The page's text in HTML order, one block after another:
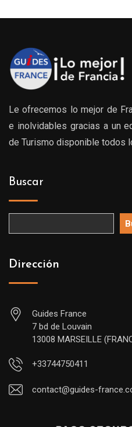
Le ofrecemos lo mejor de
e inolvidables gracias a un
de Turismo disponible todos
Buscar
Dirección
Guides France
7 bd de Louvain
13008 MARSEILLE
+33744750411
contact@guides-